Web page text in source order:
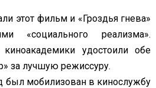
этот фильм и «Гроздья гнева»
«социального реализма».
киноакадемики удостоили обе
за лучшую режиссуру.
был мобилизован в кинослужбу